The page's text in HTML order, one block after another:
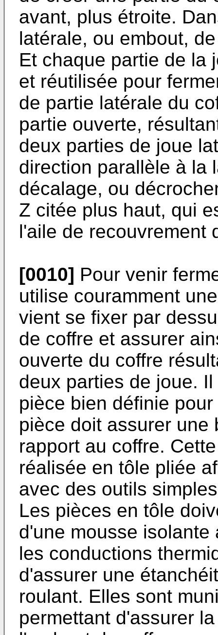
avant, plus étroite.
latérale, ou embout,
Et chaque partie de la
et réutilisée pour
de partie latérale du
partie ouverte,
deux parties de joue
direction parallèle à la
décalage, ou
Z citée plus haut, qui
l'aile de recouvrement
[0010] Pour venir
utilise couramment
vient se fixer par
de coffre et assurer
ouverte du coffre
deux parties de joue.
pièce bien définie
pièce doit assurer une
rapport au coffre.
réalisée en tôle pliée
avec des outils
Les pièces en tôle
d'une mousse
les conductions
d'assurer une
roulant. Elles sont
permettant d'assurer